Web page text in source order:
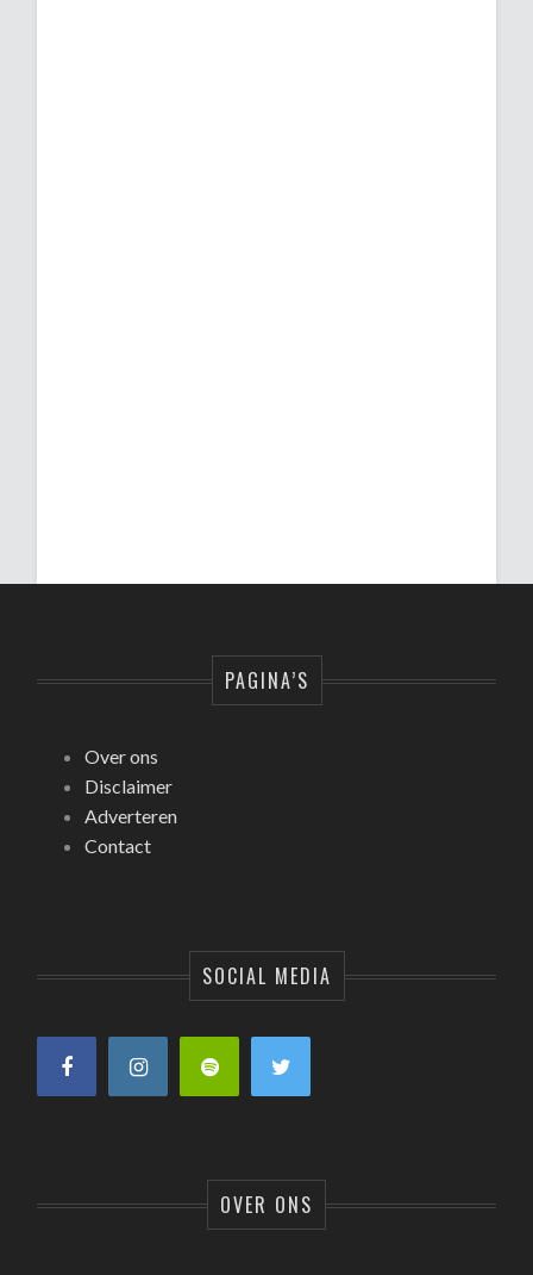
PAGINA’S
Over ons
Disclaimer
Adverteren
Contact
SOCIAL MEDIA
OVER ONS